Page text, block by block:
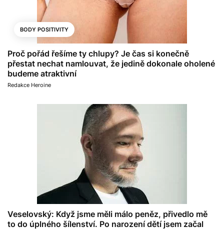
BODY POSITIVITY
Proč pořád řešíme ty chlupy? Je čas si konečně
přestat nechat namlouvat, že jedině dokonale oholené
budeme atraktivní
Redakce Heroine
Veselovský: Když jsme měli málo peněz, přivedlo mě
to do úplného šílenství. Po narození dětí jsem začal